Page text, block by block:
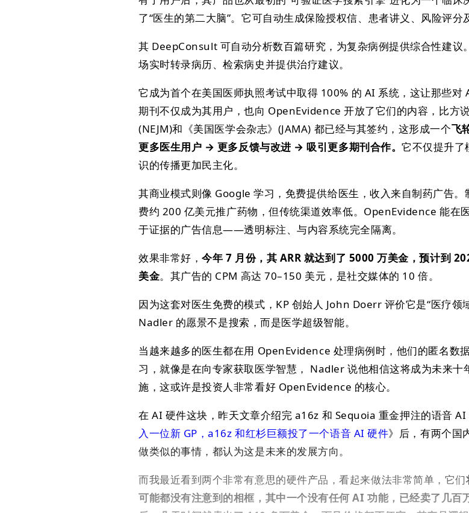
了“医生的第二大脑”。它可自动生成保险授权信、患者讲义、风险评分
其 DeepConsult 可自动分析数百篇研究，为复杂病例提供综合性建议
场实时转录病历、检索病史并提供治疗建议。
它成为首个在美国医师执照考试中取得 100% 的 AI 系统，这让那些对
期刊不仅成为其用户，也向 OpenEvidence 开放了它们的内容，比方
(NEJM)和《美国医学会杂志》(JAMA) 都已经与其签约，这形成一个飞
更多医生用户 → 更多反馈与改进 → 吸引更多期刊合作。它不仅提升了
识的传播更加民主化。
其商业模式则像 Google 学习，免费提供给医生，收入来自制药广告
费约 200 亿美元推广药物，但传统渠道效率低。OpenEvidence 能在
于证据的广告信息——透明标注、与内容系统完全隔离。
效果非常好，今年 7 月份，其 ARR 就达到了 5000 万美金，预计到
美金。其广告的 CPM 高达 70–150 美元，是社交媒体的 10 倍。
因为这套对医生免费的模式，KP 创始人 John Doerr 评价它是“医疗领
Nadler 的愿景不是搜索，而是医学超级智能。
当越来越多的医生都在用 OpenEvidence 处理病例时，他们的匿名数
习，就像是在向专家获取医学智慧， Nadler 说他相信这将成为未来十
施，这或许是投资人非常看好 OpenEvidence 的核心。
在 AI 硬件这块，昨天文章介绍完 a16z 和 Sequoia 重金押注的语音 AI
入一位新 GP，a16z 和红杉巨额投了一个语音 AI 硬件》后，有两个国
做类似的事情，都认为这是未来的发展方向。
而我最近看到两个非常有意思的硬件产品，看起来做法非常简单，它们
可能都没有注意到的相框，其中一个没有任何 AI 功能，已经卖了几百